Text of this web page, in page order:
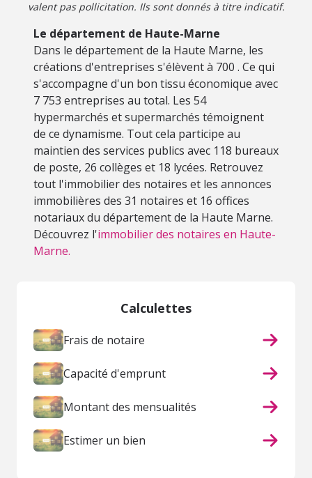
valent pas pollicitation. Ils sont donnés à titre indicatif.
Le département de Haute-Marne
Dans le département de la Haute Marne, les
créations d'entreprises s'élèvent à 700 . Ce qui
s'accompagne d'un bon tissu économique avec
7 753 entreprises au total. Les 54
hypermarchés et supermarchés témoignent
de ce dynamisme. Tout cela participe au
maintien des services publics avec 118 bureaux
de poste, 26 collèges et 18 lycées. Retrouvez
tout l'immobilier des notaires et les annonces
immobilières des 31 notaires et 16 offices
notariaux du département de la Haute Marne.
Découvrez l'immobilier des notaires en Haute-
Marne.
Calculettes
Frais de notaire
Capacité d'emprunt
Montant des mensualités
Estimer un bien